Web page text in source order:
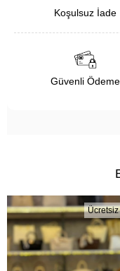
Koşulsuz İade
Güvenli Ödeme